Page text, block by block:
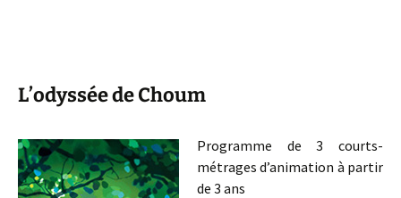
L’odyssée de Choum
Programme de 3 courts-
métrages d’animation à partir
de 3 ans